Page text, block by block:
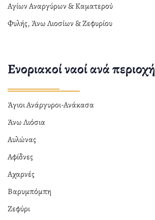
Αγίων Αναργύρων & Καματερού
Φυλής, Άνω Λιοσίων & Ζεφυρίου
Ενοριακοί ναοί ανά περιοχή
Άγιοι Ανάργυροι-Ανάκασα
Άνω Λιόσια
Αυλώνας
Αφίδνες
Αχαρνές
Βαρυμπόμπη
Ζεφύρι